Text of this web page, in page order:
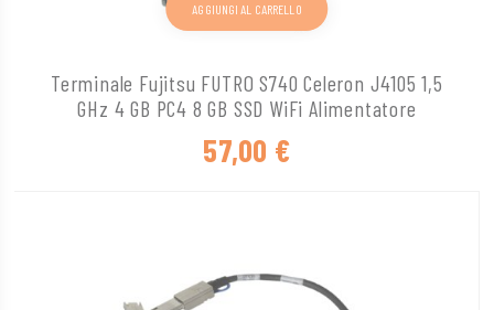
Terminale Fujitsu FUTRO S740 Celeron J4105 1,5
GHz 4 GB PC4 8 GB SSD WiFi Alimentatore
57,00 €
AGGIUNGI AL CARRELLO